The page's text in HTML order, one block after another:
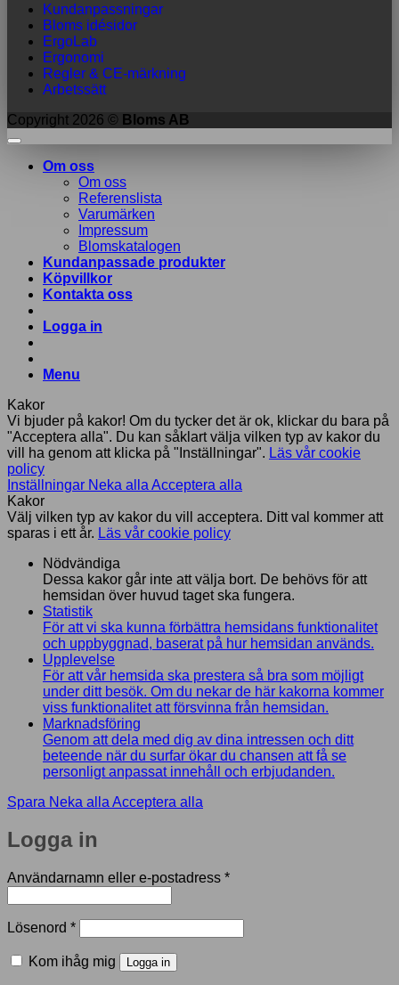
Kundanpassningar
Bloms idésidor
ErgoLab
Ergonomi
Regler & CE-märkning
Arbetssätt
Copyright 2026 © Bloms AB
Om oss
Om oss
Referenslista
Varumärken
Impressum
Blomskatalogen
Kundanpassade produkter
Köpvillkor
Kontakta oss
Logga in
Menu
Kakor
Vi bjuder på kakor! Om du tycker det är ok, klickar du bara på
"Acceptera alla". Du kan såklart välja vilken typ av kakor du
vill ha genom att klicka på "Inställningar". Läs vår cookie
policy
Inställningar Neka alla Acceptera alla
Kakor
Välj vilken typ av kakor du vill acceptera. Ditt val kommer att
sparas i ett år. Läs vår cookie policy
Nödvändiga
Dessa kakor går inte att välja bort. De behövs för att
hemsidan över huvud taget ska fungera.
Statistik
För att vi ska kunna förbättra hemsidans funktionalitet
och uppbyggnad, baserat på hur hemsidan används.
Upplevelse
För att vår hemsida ska prestera så bra som möjligt
under ditt besök. Om du nekar de här kakorna kommer
viss funktionalitet att försvinna från hemsidan.
Marknadsföring
Genom att dela med dig av dina intressen och ditt
beteende när du surfar ökar du chansen att få se
personligt anpassat innehåll och erbjudanden.
Spara Neka alla Acceptera alla
Logga in
Användarnamn eller e-postadress *
Lösenord *
Kom ihåg mig Logga in